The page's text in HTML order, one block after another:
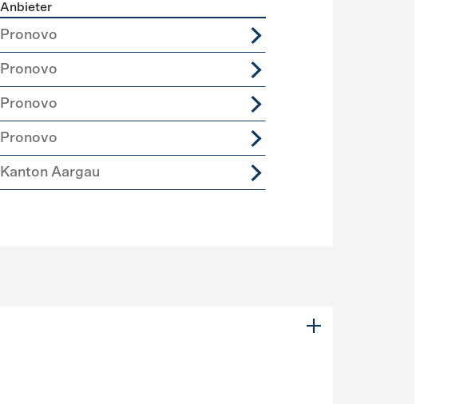
Anbieter
Pronovo
Pronovo
Pronovo
Pronovo
Kanton Aargau